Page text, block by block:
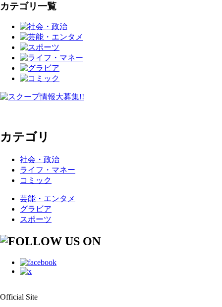
カテゴリ一覧
カテゴリ
社会・政治
ライフ・マネー
コミック
芸能・エンタメ
グラビア
スポーツ
Official Site